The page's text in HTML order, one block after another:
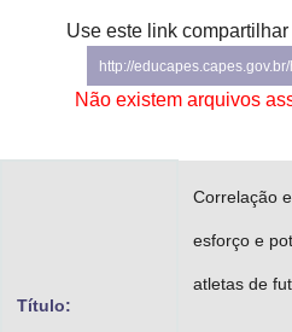
Gabinete de Segurança Institucional
Advocacia-Geral da União
Use este link
http://
Não existem arquivos
Título:
Correlação
esforço e
atletas de